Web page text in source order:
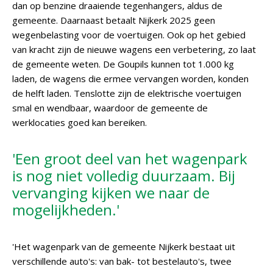
dan op benzine draaiende tegenhangers, aldus de
gemeente. Daarnaast betaalt Nijkerk 2025 geen
wegenbelasting voor de voertuigen. Ook op het gebied
van kracht zijn de nieuwe wagens een verbetering, zo laat
de gemeente weten. De Goupils kunnen tot 1.000 kg
laden, de wagens die ermee vervangen worden, konden
de helft laden. Tenslotte zijn de elektrische voertuigen
smal en wendbaar, waardoor de gemeente de
werklocaties goed kan bereiken.
'Een groot deel van het wagenpark
is nog niet volledig duurzaam. Bij
vervanging kijken we naar de
mogelijkheden.'
'Het wagenpark van de gemeente Nijkerk bestaat uit
verschillende auto's: van bak- tot bestelauto's, twee